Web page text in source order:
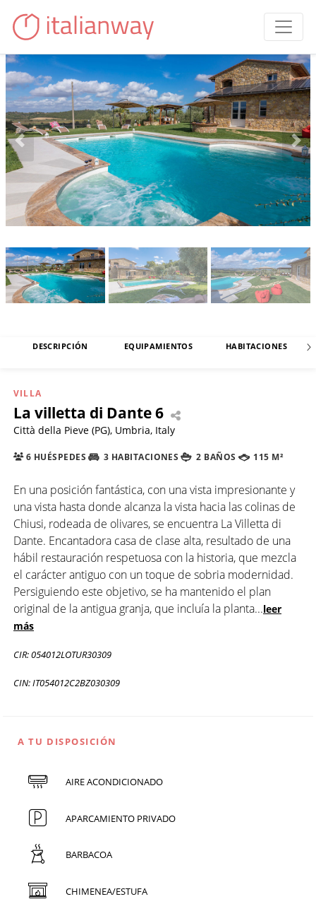
DESCRIPCIÓN EQUIPAMIENTOS HABITACIONES
VILLA
La villetta di Dante 6
Città della Pieve (PG), Umbria, Italy
6 HUÉSPEDES 3 HABITACIONES 2 BAÑOS 115 M²
En una posición fantástica, con una vista impresionante y
una vista hasta donde alcanza la vista hacia las colinas de
Chiusi, rodeada de olivares, se encuentra La Villetta di
Dante. Encantadora casa de clase alta, resultado de una
hábil restauración respetuosa con la historia, que mezcla
el carácter antiguo con un toque de sobria modernidad.
Persiguiendo este objetivo, se ha mantenido el plan
original de la antigua granja, que incluía la planta...leer
más
CIR: 054012LOTUR30309
CIN: IT054012C2BZ030309
A TU DISPOSICIÓN
AIRE ACONDICIONADO
APARCAMIENTO PRIVADO
BARBACOA
CHIMENEA/ESTUFA